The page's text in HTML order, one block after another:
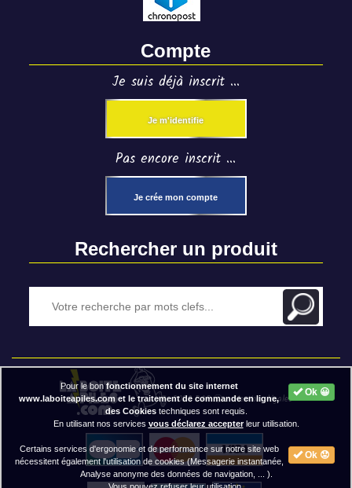
Compte
Je suis déjà inscrit ...
Je m'identifie
Pas encore inscrit ...
Je crée mon compte
Rechercher un produit
2020 BAP ⓒ - Mentions légales
Ok 😀
Pour le bonfonctionnement du site internet
www.laboiteapiles.com et le traitement de commande en ligne,
des Cookiestechniques sont requis.
En utilisant nos services vous déclarez accepterleur utilisation.
Ok 😟
Certains services d'ergonomie et de performance sur notre site web
nécessitent également l'utilisation de cookies (Messagerie instantanée,
Analyse anonyme des données de navigation, ... ).